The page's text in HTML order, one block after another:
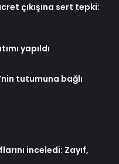
çıkışına sert tepki:
yapıldı
tutumuna bağlı
inceledi: Zayıf,